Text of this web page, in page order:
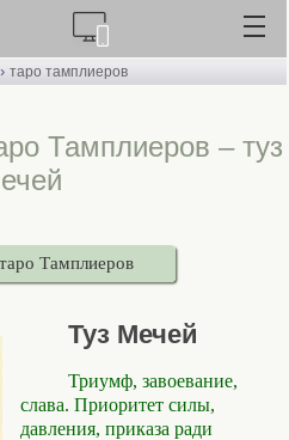
› таро тамплиеров
Тамплиеров – туз
Тамплиеров
Туз Мечей
Триумф, завоевание,
слава. Приоритет силы,
давления, приказа ради